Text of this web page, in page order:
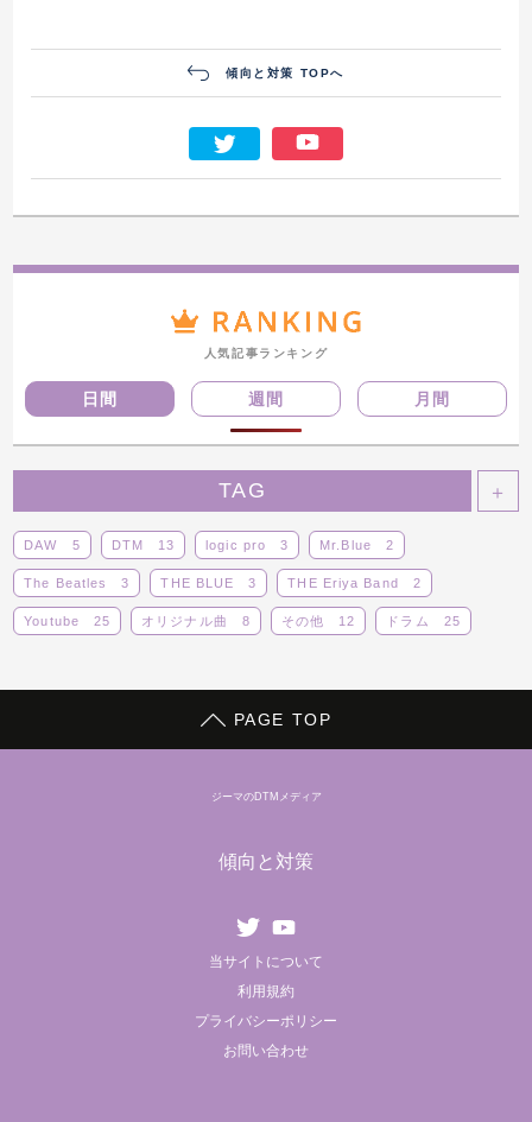
傾向と対策 TOPへ
人気記事ランキング
日間 週間 月間
TAG ＋
DAW 5 DTM 13 logic pro 3 Mr.Blue 2
The Beatles 3 THE BLUE 3 THE Eriya Band 2
Youtube 25 オリジナル曲 8 その他 12 ドラム 25
PAGE TOP
ジーマのDTMメディア
傾向と対策
当サイトについて
利用規約
プライバシーポリシー
お問い合わせ
Twitter